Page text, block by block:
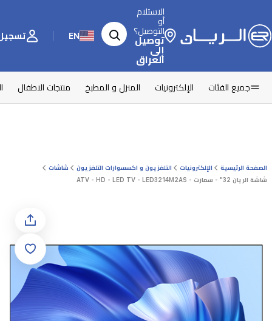
الاستلام
أو
التوصيل؟
توصيل
إلى
العراق
EN تسجيل
جميع الفئات الإلكترونيات المنزل و المطبخ منتجات الاطفال
الصفحة الرئيسية الإلكترونيات التلفزيون و اكسسوارات التلفزيون
شاشات
شاشة الريان 32" - سمارت - ATV - HD - LED TV - LED3214M2AS